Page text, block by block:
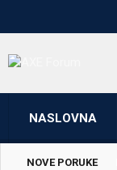
NASLOVNA
NOVE PORUKE